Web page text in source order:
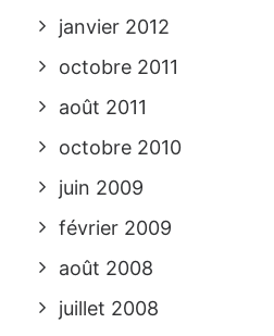
janvier 2012
octobre 2011
août 2011
octobre 2010
juin 2009
février 2009
août 2008
juillet 2008